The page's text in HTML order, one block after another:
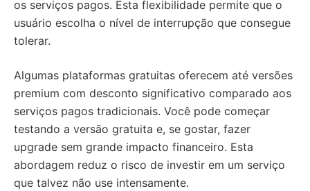
os serviços pagos. Esta flexibilidade permite que o
usuário escolha o nível de interrupção que consegue
tolerar.
Algumas plataformas gratuitas oferecem até versões
premium com desconto significativo comparado aos
serviços pagos tradicionais. Você pode começar
testando a versão gratuita e, se gostar, fazer
upgrade sem grande impacto financeiro. Esta
abordagem reduz o risco de investir em um serviço
que talvez não use intensamente.